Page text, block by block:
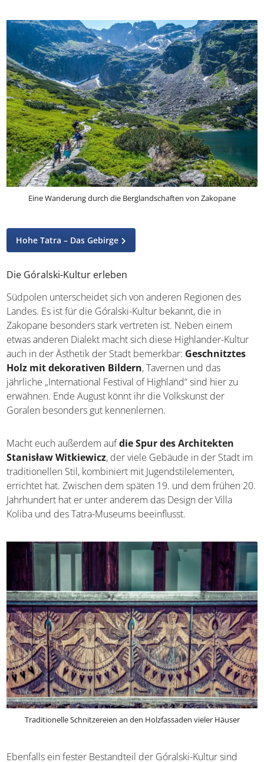
Eine Wanderung durch die Berglandschaften von Zakopane
Hohe Tatra – Das Gebirge
Die Góralski-Kultur erleben
Südpolen unterscheidet sich von anderen Regionen des
Landes. Es ist für die Góralski-Kultur bekannt, die in
Zakopane besonders stark vertreten ist. Neben einem
etwas anderen Dialekt macht sich diese Highlander-Kultur
auch in der Ästhetik der Stadt bemerkbar: Geschnitztes
Holz mit dekorativen Bildern, Tavernen und das
jährliche „International Festival of Highland“ sind hier zu
erwähnen. Ende August könnt ihr die Volkskunst der
Goralen besonders gut kennenlernen.
Macht euch außerdem aufdie Spur des Architekten
Stanisław Witkiewicz, der viele Gebäude in der Stadt im
traditionellen Stil, kombiniert mit Jugendstilelementen,
errichtet hat. Zwischen dem späten 19. und dem frühen 20.
Jahrhundert hat er unter anderem das Design der Villa
Koliba und des Tatra-Museums beeinflusst.
Traditionelle Schnitzereien an den Holzfassaden vieler Häuser
Ebenfalls ein fester Bestandteil der Góralski-Kultur sind